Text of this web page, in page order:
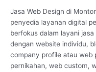
Jasa Web Design di
penyedia layanan digital
berfokus dalam layani
dengan website individu,
company profile atau web
pernikahan, web custom,
#1